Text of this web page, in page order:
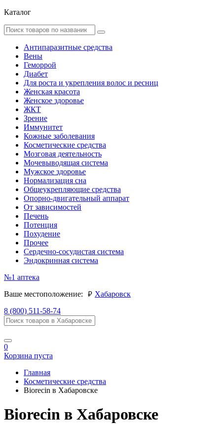
Каталог
Антипаразитные средства
Вены
Геморрой
Диабет
Для роста и укрепления волос и ресниц
Женская красота
Женское здоровье
ЖКТ
Зрение
Иммунитет
Кожные заболевания
Косметические средства
Мозговая деятельность
Мочевыводящая система
Мужское здоровье
Нормализация сна
Общеукрепляющие средства
Опорно-двигательный аппарат
От зависимостей
Печень
Потенция
Похудение
Прочее
Сердечно-сосудистая система
Эндокринная система
№1 аптека
Ваше местоположение:
руб. Хабаровск
8 (800) 511-58-74
0
Корзина пуста
Главная
Косметические средства
Biorecin в Хабаровске
Biorecin в Хабаровске